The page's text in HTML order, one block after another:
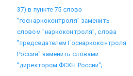
37) в пункте 75 слово
"госнаркоконтроля" заменить
словом "наркоконтроля", слова
"председателем Госнаркоконтроля
России" заменить словами
"директором ФСКН России";